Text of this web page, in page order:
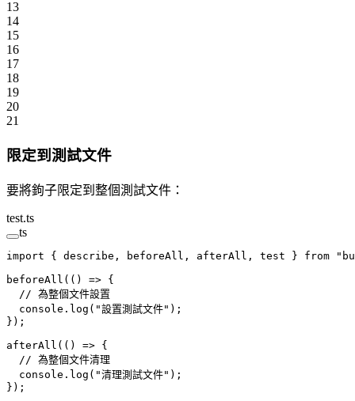
13
14
15
16
17
18
19
20
21
限定到測試文件
要將鉤子限定到整個測試文件：
test.ts
ts
import { describe, beforeAll, afterAll, test } from
beforeAll (() => {
  // 為整個文件設置
  console.
log ( "設置測試文件" );
});
afterAll (() => {
  // 為整個文件清理
  console.
log ( "清理測試文件" );
});